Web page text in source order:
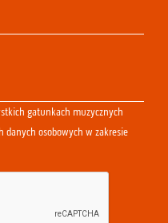
gatunkach muzycznych
danych osobowych w zakresie